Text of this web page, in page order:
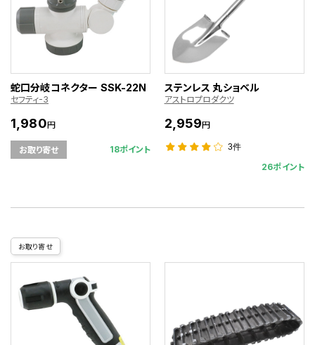
蛇口分岐コネクター SSK-22N
セフティ-3
1,980円
お取り寄せ 18ポイント
ステンレス 丸ショベル
アストロプロダクツ
2,959円
3件
26ポイント
お取り寄せ